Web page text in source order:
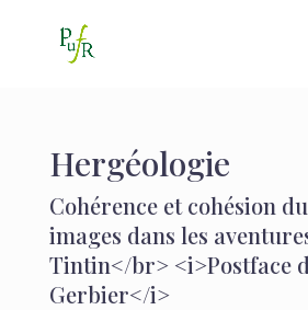
Hergéologie
Cohérence et cohésion
images dans les
Tintin</br> <i>Postface
Gerbier</i>